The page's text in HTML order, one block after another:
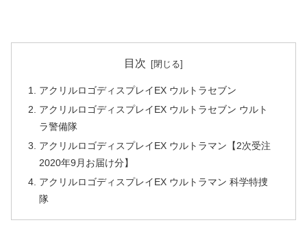
目次
アクリルロゴディスプレイEX ウルトラセブン
アクリルロゴディスプレイEX ウルトラセブン ウルト
ラ警備隊
アクリルロゴディスプレイEX ウルトラマン【2次受注
2020年9月お届け分】
アクリルロゴディスプレイEX ウルトラマン 科学特捜
隊